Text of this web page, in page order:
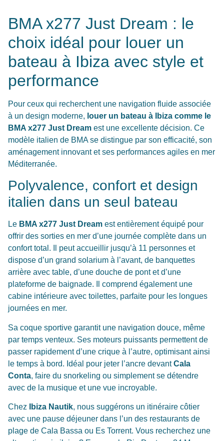
BMA x277 Just Dream : le
choix idéal pour louer un
bateau à Ibiza avec style et
performance
Pour ceux qui recherchent une navigation fluide associée
à un design moderne, louer un bateau à Ibiza comme le
BMA x277 Just Dream est une excellente décision. Ce
modèle italien de BMA se distingue par son efficacité, son
aménagement innovant et ses performances agiles en mer
Méditerranée.
Polyvalence, confort et design
italien dans un seul bateau
Le BMA x277 Just Dream est entièrement équipé pour
offrir des sorties en mer d’une journée complète dans un
confort total. Il peut accueillir jusqu’à 11 personnes et
dispose d’un grand solarium à l’avant, de banquettes
arrière avec table, d’une douche de pont et d’une
plateforme de baignade. Il comprend également une
cabine intérieure avec toilettes, parfaite pour les longues
journées en mer.
Sa coque sportive garantit une navigation douce, même
par temps venteux. Ses moteurs puissants permettent de
passer rapidement d’une crique à l’autre, optimisant ainsi
le temps à bord. Idéal pour jeter l’ancre devantCala
Conta, faire du snorkeling ou simplement se détendre
avec de la musique et une vue incroyable.
Chez Ibiza Nautik, nous suggérons un itinéraire côtier
avec une pause déjeuner dans l’un des restaurants de
plage de Cala Bassa ou Es Torrent. Vous recherchez une